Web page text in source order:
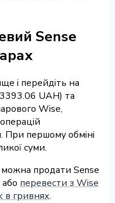
Sense
і перейдіть на
UAH) та
Wise,
При першому обміні
суми.
продати Sense
перевести з Wise
в гривнях.